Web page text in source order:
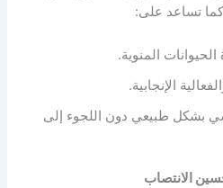
كما تساعد على:
المنوية.
الإنجابية.
بشكل طبيعي دون اللجوء إلى
الانتصاب